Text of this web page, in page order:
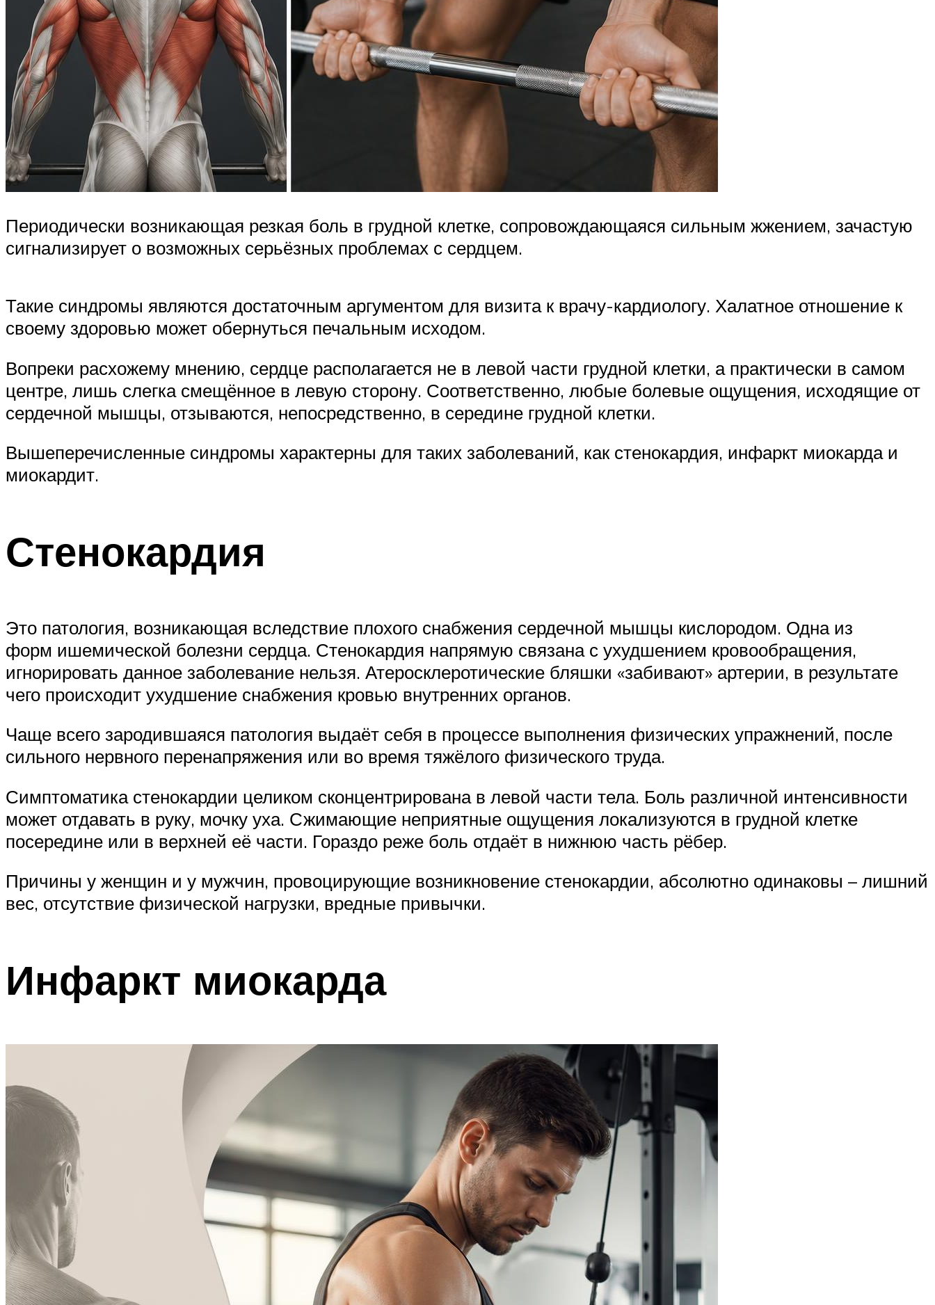
Периодически возникающая резкая боль в грудной клетке, сопровождающаяся сильным жжением, зачастую
сигнализирует о возможных серьёзных проблемах с сердцем.
Такие синдромы являются достаточным аргументом для визита к врачу-кардиологу. Халатное отношение к
своему здоровью может обернуться печальным исходом.
Вопреки расхожему мнению, сердце располагается не в левой части грудной клетки, а практически в самом
центре, лишь слегка смещённое в левую сторону. Соответственно, любые болевые ощущения, исходящие от
сердечной мышцы, отзываются, непосредственно, в середине грудной клетки.
Вышеперечисленные синдромы характерны для таких заболеваний, как стенокардия, инфаркт миокарда и
миокардит.
Стенокардия
Это патология, возникающая вследствие плохого снабжения сердечной мышцы кислородом. Одна из
форм ишемической болезни сердца. Стенокардия напрямую связана с ухудшением кровообращения,
игнорировать данное заболевание нельзя. Атеросклеротические бляшки «забивают» артерии, в результате
чего происходит ухудшение снабжения кровью внутренних органов.
Чаще всего зародившаяся патология выдаёт себя в процессе выполнения физических упражнений, после
сильного нервного перенапряжения или во время тяжёлого физического труда.
Симптоматика стенокардии целиком сконцентрирована в левой части тела. Боль различной интенсивности
может отдавать в руку, мочку уха. Сжимающие неприятные ощущения локализуются в грудной клетке
посередине или в верхней её части. Гораздо реже боль отдаёт в нижнюю часть рёбер.
Причины у женщин и у мужчин, провоцирующие возникновение стенокардии, абсолютно одинаковы – лишний
вес, отсутствие физической нагрузки, вредные привычки.
Инфаркт миокарда